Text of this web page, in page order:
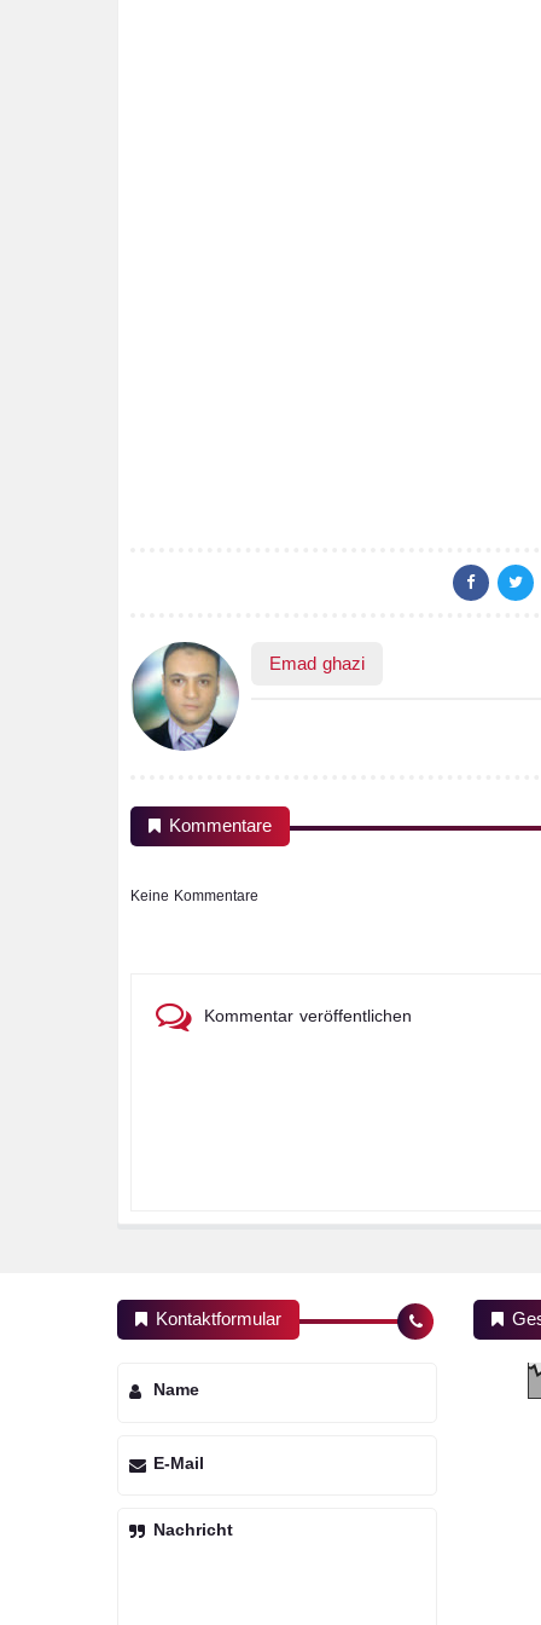
Emad ghazi
Kommentare
Keine Kommentare
Kommentar veröffentlichen
Kontaktformular
Name
E-Mail
Nachricht